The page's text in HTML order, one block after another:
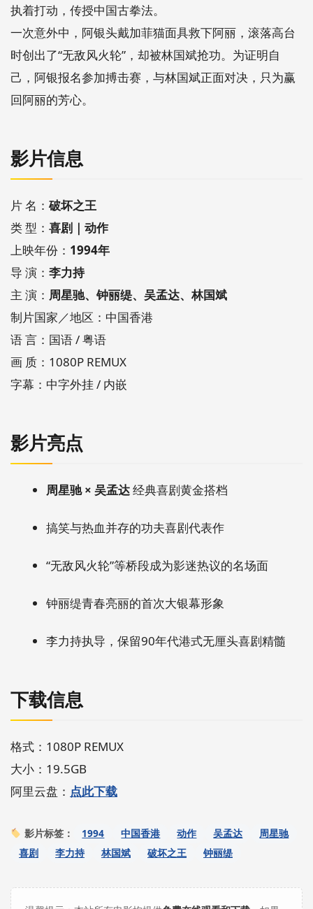
执着打动，传授中国古拳法。
一次意外中，阿银头戴加菲猫面具救下阿丽，滚落高台
时创出了“无敌风火轮”，却被林国斌抢功。为证明自
己，阿银报名参加搏击赛，与林国斌正面对决，只为赢
回阿丽的芳心。
影片信息
片 名： 破坏之王
类 型： 喜剧｜动作
上映年份： 1994年
导 演： 李力持
主 演： 周星驰、钟丽缇、吴孟达、林国斌
制片国家／地区：中国香港
语 言：国语 / 粤语
画 质：1080P REMUX
字幕：中字外挂 / 内嵌
影片亮点
周星驰 × 吴孟达经典喜剧黄金搭档
搞笑与热血并存的功夫喜剧代表作
“无敌风火轮”等桥段成为影迷热议的名场面
钟丽缇青春亮丽的首次大银幕形象
李力持执导，保留90年代港式无厘头喜剧精髓
下载信息
格式：1080P REMUX
大小：19.5GB
阿里云盘： 点此下载
影片标签： 1994 中国香港 动作 吴孟达
周星驰
喜剧
李力持 林国斌 破坏之王 钟丽缇